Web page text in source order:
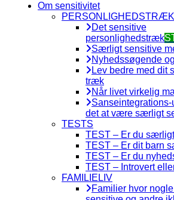
Om sensitivitet
PERSONLIGHEDSTRÆK
Det sensitive
personlighedstræk
Særligt sensitive
Nyhedssøgende
Lev bedre med dit
træk
Når livet virkelig
det at være særligt
TESTS
TEST – Er du
TEST – Er dit barn
TEST – Er du
TEST – Introvert
FAMILIELIV
Familier hvor